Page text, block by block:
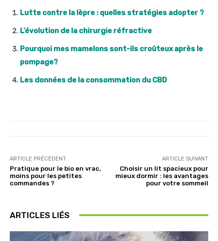
Lutte contre la lèpre : quelles stratégies adopter ?
L’évolution de la chirurgie réfractive
Pourquoi mes mamelons sont-ils croûteux après le
pompage?
Les données de la consommation du CBD
ARTICLE PRÉCÉDENT
Pratique pour le bio en vrac,
moins pour les petites
commandes ?
ARTICLE SUIVANT
Choisir un lit spacieux pour
mieux dormir : les avantages
pour votre sommeil
ARTICLES LIÉS